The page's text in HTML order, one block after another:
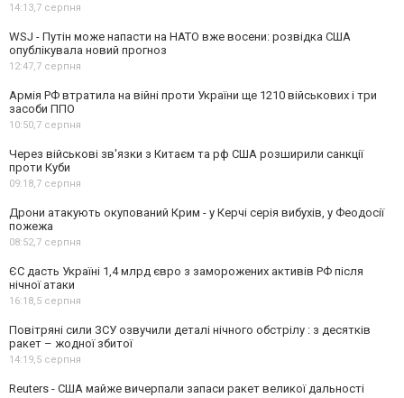
14:13,7 серпня
WSJ - Путін може напасти на НАТО вже восени: розвідка США
опублікувала новий прогноз
12:47,7 серпня
Армія РФ втратила на війні проти України ще 1210 військових і три
засоби ППО
10:50,7 серпня
Через військові зв'язки з Китаєм та рф США розширили санкції
проти Куби
09:18,7 серпня
Дрони атакують окупований Крим - у Керчі серія вибухів, у Феодосії
пожежа
08:52,7 серпня
ЄС дасть Україні 1,4 млрд євро з заморожених активів РФ після
нічної атаки
16:18,5 серпня
Повітряні сили ЗСУ озвучили деталі нічного обстрілу : з десятків
ракет – жодної збитої
14:19,5 серпня
Reuters - США майже вичерпали запаси ракет великої дальності